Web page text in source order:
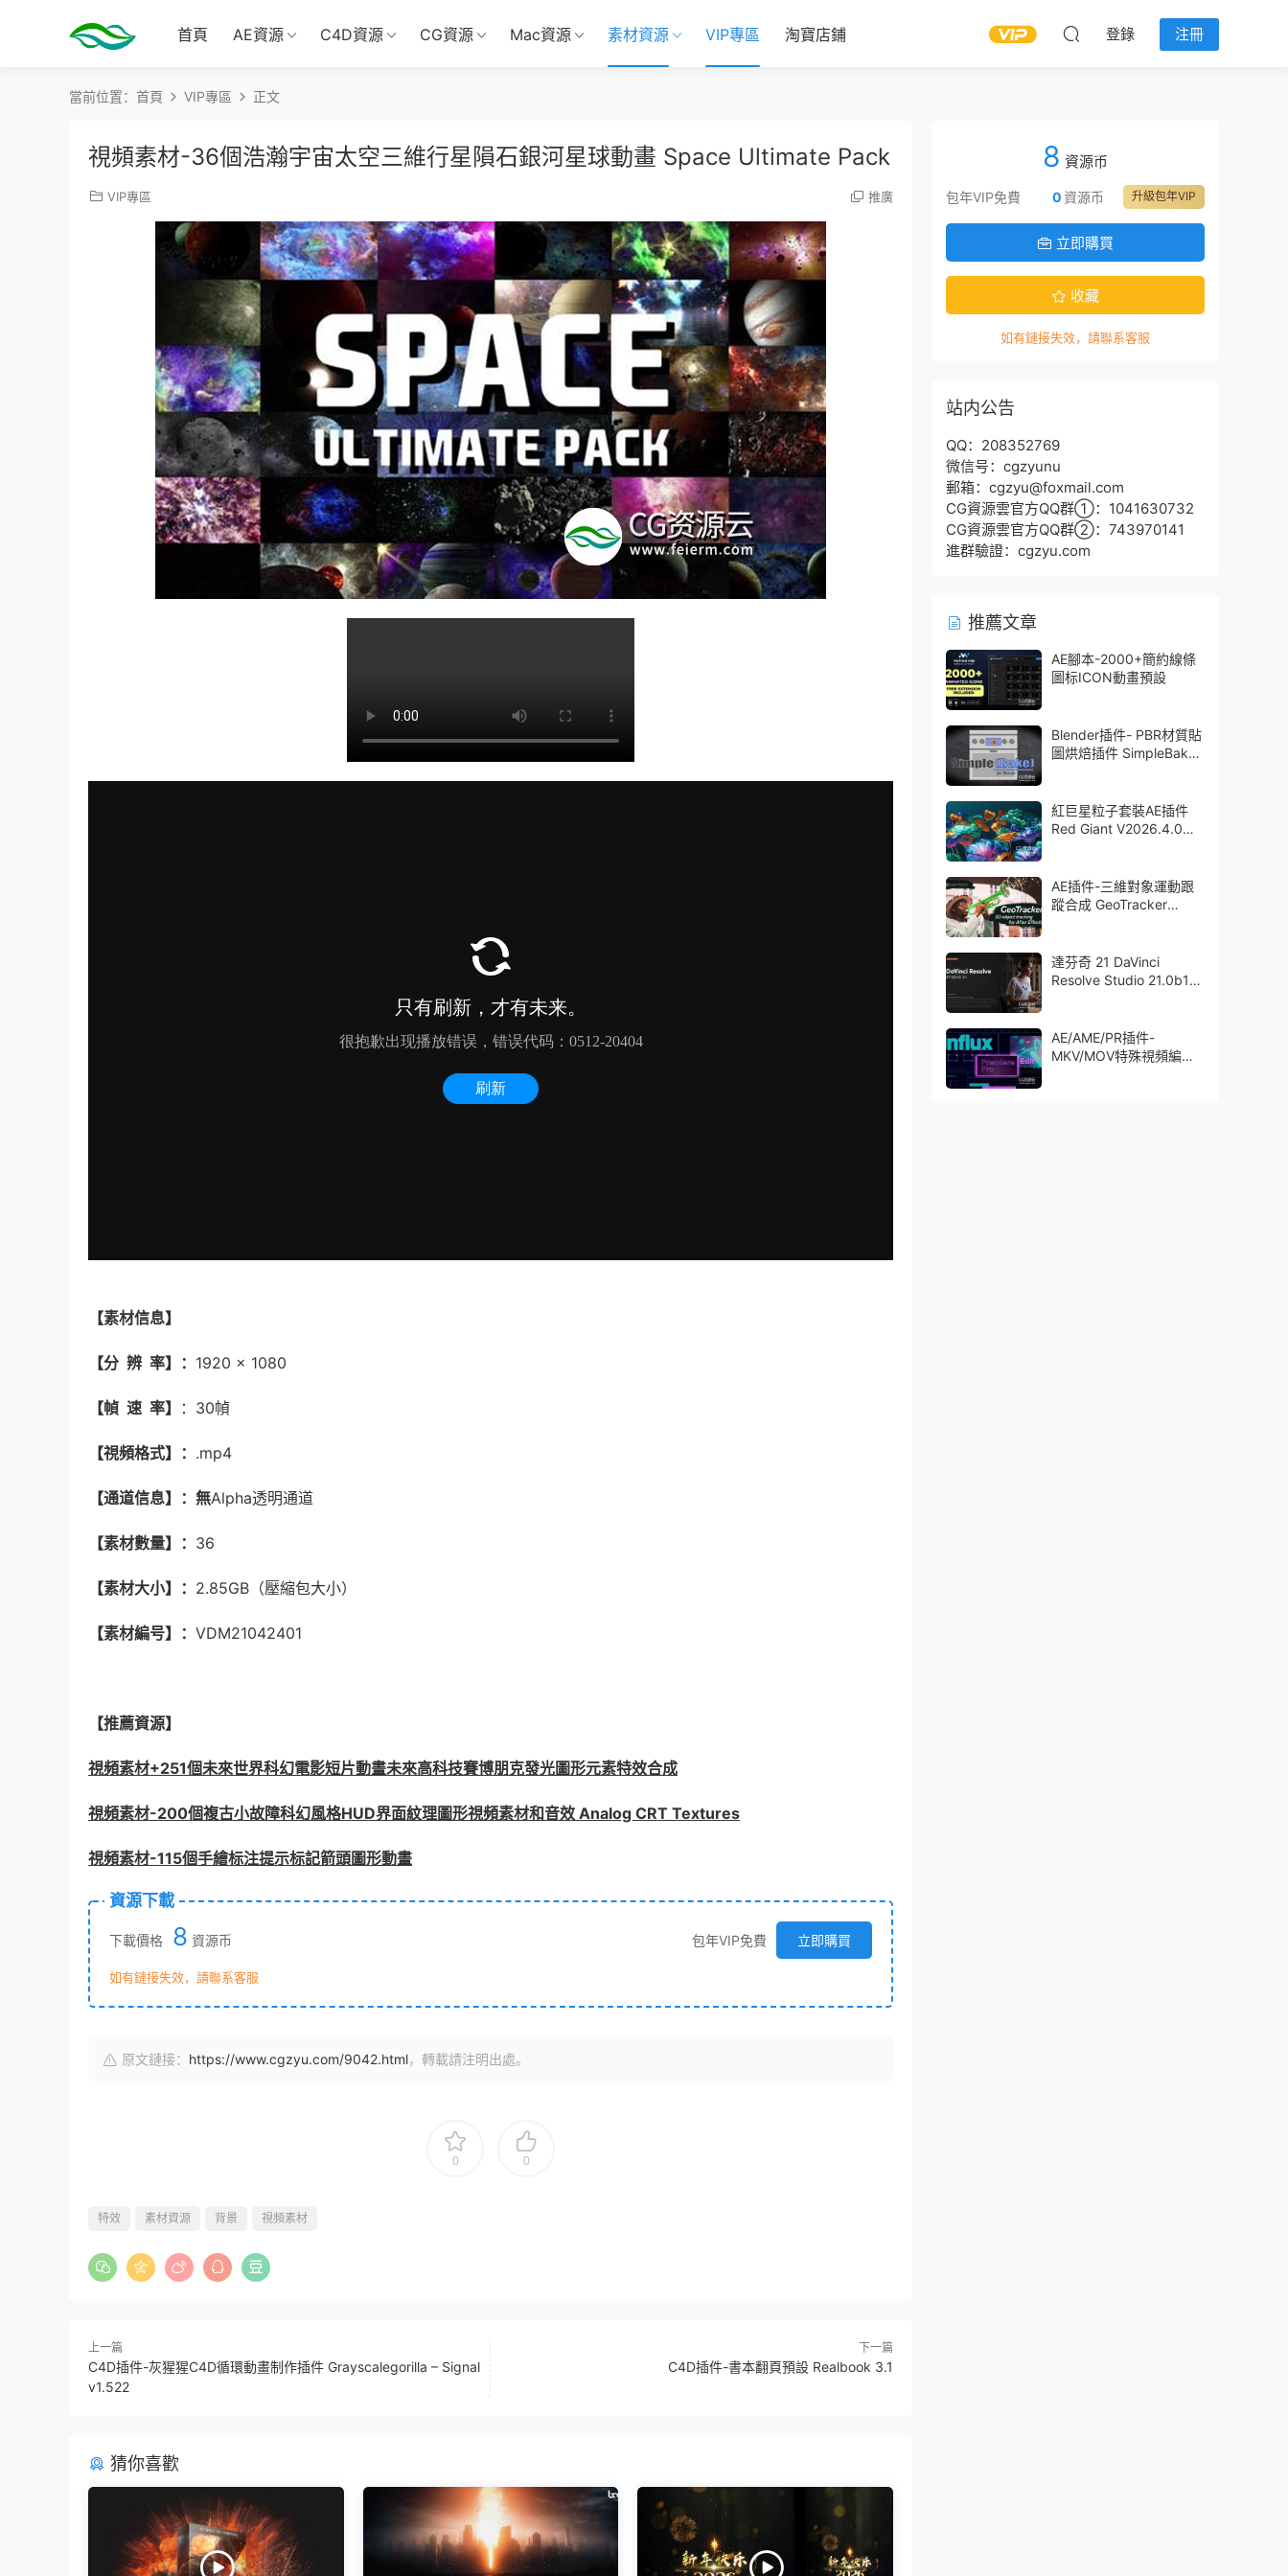
首頁 AE資源 C4D資源 CG資源 Mac資源 素材資源 VIP專區 淘寶店鋪 登錄 注冊
當前位置： 首頁 VIP專區 正文
視頻素材-36個浩瀚宇宙太空三維行星隕石銀河星球動畫 Space Ultimate Pack
VIP專區 推廣
【素材信息】
【分 辨 率】： 1920 × 1080
【幀 速 率】 ：30幀
【視頻格式】： .mp4
【通道信息】：無Alpha透明通道
【素材數量】： 36
【素材大小】： 2.85GB（壓縮包大小）
【素材編号】： VDM21042401
【推薦資源】
視頻素材+251個未來世界科幻電影短片動畫未來高科技賽博朋克發光圖形元素特效合成
視頻素材-200個複古小故障科幻風格HUD界面紋理圖形視頻素材和音效 Analog CRT Textures
視頻素材-115個手繪标注提示标記箭頭圖形動畫
資源下載
下載價格 8 資源币 包年VIP免費 立即購買
如有鏈接失效，請聯系客服
原文鏈接： https://www.cgzyu.com/9042.html，轉載請注明出處。
0 0
特效 素材資源 背景 視頻素材
上一篇
C4D插件-灰猩猩C4D循環動畫制作插件 Grayscalegorilla – Signal
v1.522
下一篇
C4D插件-書本翻頁預設 Realbook 3.1
猜你喜歡
8 資源币
包年VIP免費 升級包年VIP
0 資源币
立即購買
收藏
如有鏈接失效，請聯系客服
站内公告
QQ：208352769
微信号：cgzyunu
郵箱：cgzyu@foxmail.com
CG資源雲官方QQ群①：1041630732
CG資源雲官方QQ群②：743970141
進群驗證：cgzyu.com
推薦文章
AE腳本-2000+簡約線條
圖标ICON動畫預設
Blender插件- PBR材質貼
圖烘焙插件 SimpleBake
紅巨星粒子套裝AE插件
Red Giant V2026.4.0
Bullet + VFX Suit
AE插件-三維對象運動跟
蹤合成 GeoTracker
達芬奇 21 DaVinci
Resolve Studio 21.0b1
AE/AME/PR插件-
MKV/MOV特殊視頻編碼